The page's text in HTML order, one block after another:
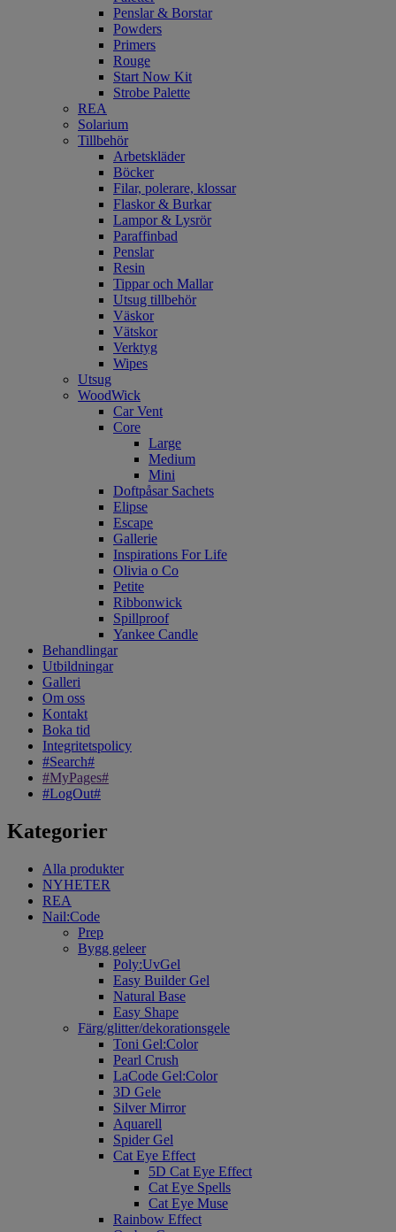
Penslar & Borstar
Powders
Primers
Rouge
Start Now Kit
Strobe Palette
REA
Solarium
Tillbehör
Arbetskläder
Böcker
Filar, polerare, klossar
Flaskor & Burkar
Lampor & Lysrör
Paraffinbad
Penslar
Resin
Tippar och Mallar
Utsug tillbehör
Väskor
Vätskor
Verktyg
Wipes
Utsug
WoodWick
Car Vent
Core
Large
Medium
Mini
Doftpåsar Sachets
Elipse
Escape
Gallerie
Inspirations For Life
Olivia o Co
Petite
Ribbonwick
Spillproof
Yankee Candle
Behandlingar
Utbildningar
Galleri
Om oss
Kontakt
Boka tid
Integritetspolicy
#Search#
#MyPages#
#LogOut#
Kategorier
Alla produkter
NYHETER
REA
Nail:Code
Prep
Bygg geleer
Poly:UvGel
Easy Builder Gel
Natural Base
Easy Shape
Färg/glitter/dekorationsgele
Toni Gel:Color
Pearl Crush
LaCode Gel:Color
3D Gele
Silver Mirror
Aquarell
Spider Gel
Cat Eye Effect
5D Cat Eye Effect
Cat Eye Spells
Cat Eye Muse
Rainbow Effect